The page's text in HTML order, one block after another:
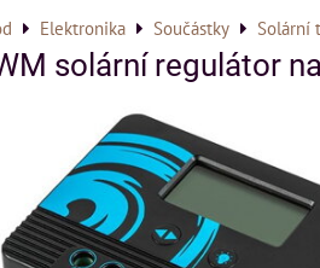
Elektronika Součástky Solární
solární regulátor